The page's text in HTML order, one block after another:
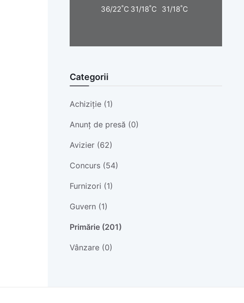
36/22°C 31/18°C 31/18°C
Categorii
Achiziție (1)
Anunț de presă (0)
Avizier (62)
Concurs (54)
Furnizori (1)
Guvern (1)
Primărie (201)
Vânzare (0)